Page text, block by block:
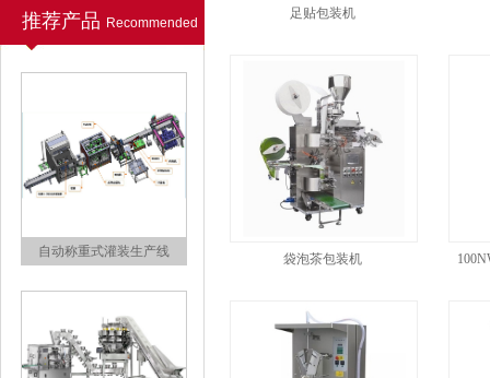
推荐产品 Recommended
足贴包装机
袋泡茶包装机